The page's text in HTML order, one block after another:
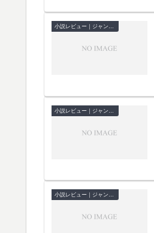
小説レビュー｜ジャンル別
小説レビュー｜ジャンル別